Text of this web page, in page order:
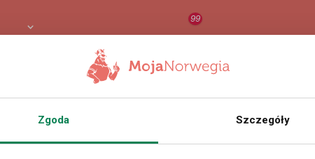
99
Zgoda Szczegóły